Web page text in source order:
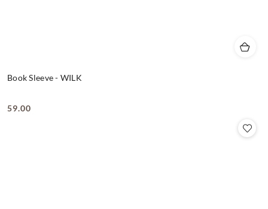
Book Sleeve - WILK
Cena:
59.00